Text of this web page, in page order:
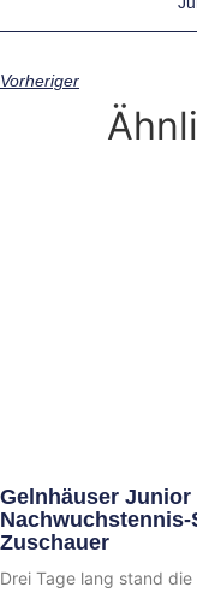
Vorheriger
Gelnhäuser
Zuschauer
Drei Tage lang stand